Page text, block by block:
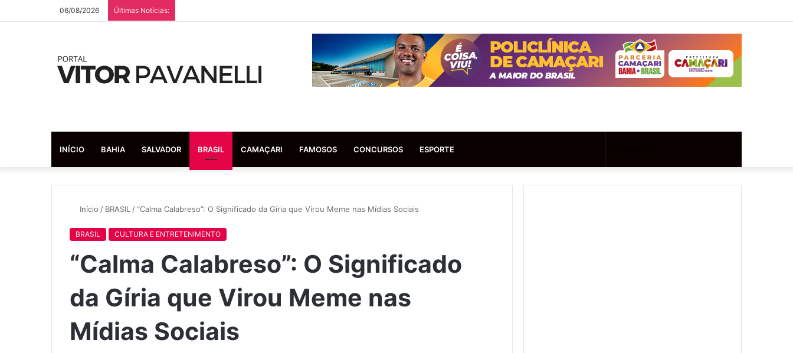
06/08/2026 Últimas Notícias:
INÍCIO BAHIA SALVADOR BRASIL CAMAÇARI FAMOSOS CONCURSOS ESPORTE
por
aleatório
Início / BRASIL /“Calma Calabreso”: O Significado da Gíria que Virou Meme nas Mídias Sociais
BRASIL CULTURA E ENTRETENIMENTO
“Calma Calabreso”: O Significado
da Gíria que Virou Meme nas
Mídias Sociais